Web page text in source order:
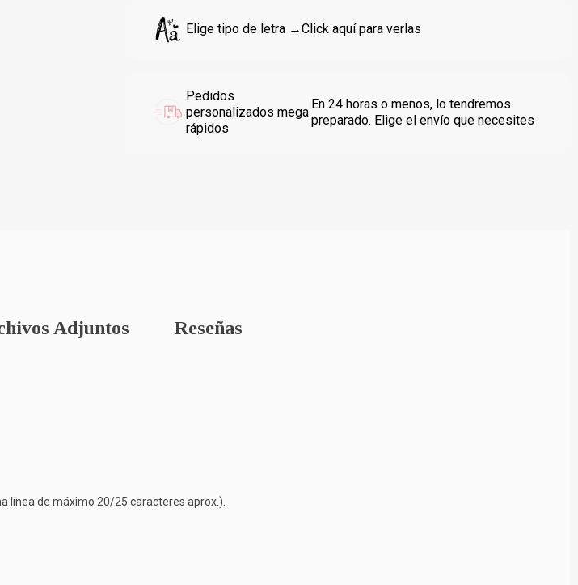
Elige tipo de letra →Click aquí para verlas
Pedidos
personalizados mega
rápidos
En 24 horas o menos, lo tendremos
preparado. Elige el envío que necesites
Adjuntos Reseñas
línea de máximo 20/25 caracteres aprox.).